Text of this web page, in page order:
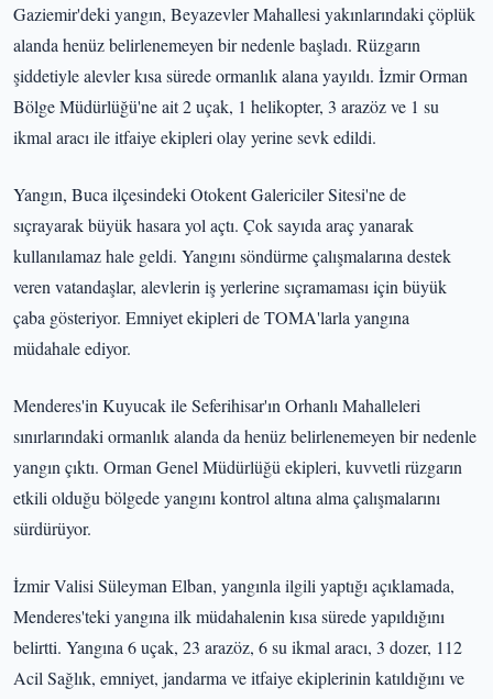
Gaziemir'deki yangın, Beyazevler Mahallesi yakınlarındaki çöplük
alanda henüz belirlenemeyen bir nedenle başladı. Rüzgarın
şiddetiyle alevler kısa sürede ormanlık alana yayıldı. İzmir Orman
Bölge Müdürlüğü'ne ait 2 uçak, 1 helikopter, 3 arazöz ve 1 su
ikmal aracı ile itfaiye ekipleri olay yerine sevk edildi.
Yangın, Buca ilçesindeki Otokent Galericiler Sitesi'ne de
sıçrayarak büyük hasara yol açtı. Çok sayıda araç yanarak
kullanılamaz hale geldi. Yangını söndürme çalışmalarına destek
veren vatandaşlar, alevlerin iş yerlerine sıçramaması için büyük
çaba gösteriyor. Emniyet ekipleri de TOMA'larla yangına
müdahale ediyor.
Menderes'in Kuyucak ile Seferihisar'ın Orhanlı Mahalleleri
sınırlarındaki ormanlık alanda da henüz belirlenemeyen bir nedenle
yangın çıktı. Orman Genel Müdürlüğü ekipleri, kuvvetli rüzgarın
etkili olduğu bölgede yangını kontrol altına alma çalışmalarını
sürdürüyor.
İzmir Valisi Süleyman Elban, yangınla ilgili yaptığı açıklamada,
Menderes'teki yangına ilk müdahalenin kısa sürede yapıldığını
belirtti. Yangına 6 uçak, 23 arazöz, 6 su ikmal aracı, 3 dozer, 112
Acil Sağlık, emniyet, jandarma ve itfaiye ekiplerinin katıldığını ve